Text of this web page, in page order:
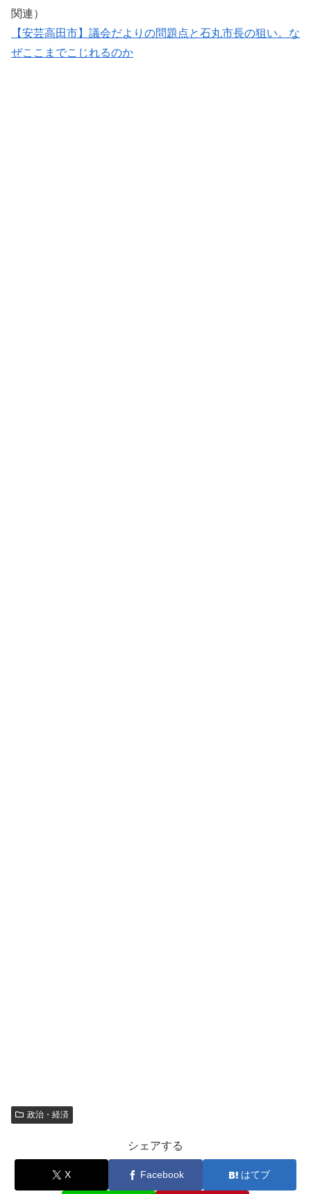
関連）
【安芸高田市】議会だよりの問題点と石丸市長の狙い。な
ぜここまでこじれるのか
政治・経済
シェアする
X Facebook はてブ